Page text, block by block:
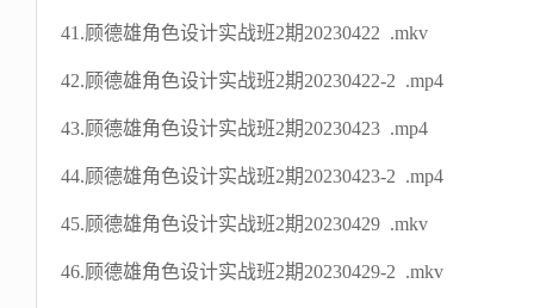
41.顾德雄角色设计实战班2期20230422 .mkv
42.顾德雄角色设计实战班2期20230422-2 .mp4
43.顾德雄角色设计实战班2期20230423 .mp4
44.顾德雄角色设计实战班2期20230423-2 .mp4
45.顾德雄角色设计实战班2期20230429 .mkv
46.顾德雄角色设计实战班2期20230429-2 .mkv